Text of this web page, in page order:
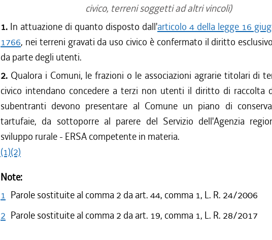
civico, terreni soggetti ad altri vincoli)
1. In attuazione di quanto disposto dall'articolo 4 della legge 16
1766, nei terreni gravati da uso civico è confermato il diritto
da parte degli utenti.
2. Qualora i Comuni, le frazioni o le associazioni agrarie titolari di
civico intendano concedere a terzi non utenti il diritto di raccolta
subentranti devono presentare al Comune un piano di
tartufaie, da sottoporre al parere del Servizio dell'Agenzia
sviluppo rurale - ERSA competente in materia.
(1)(2)
Note:
1 Parole sostituite al comma 2 da art. 44, comma 1, L. R. 24/2006
2 Parole sostituite al comma 2 da art. 19, comma 1, L. R. 28/2017